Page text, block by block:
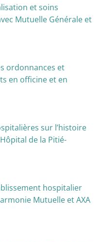
et soins
Mutuelle Générale et
ordonnances et
en officine et en
sur l’histoire
de la Pitié-
hospitalier
Mutuelle et AXA